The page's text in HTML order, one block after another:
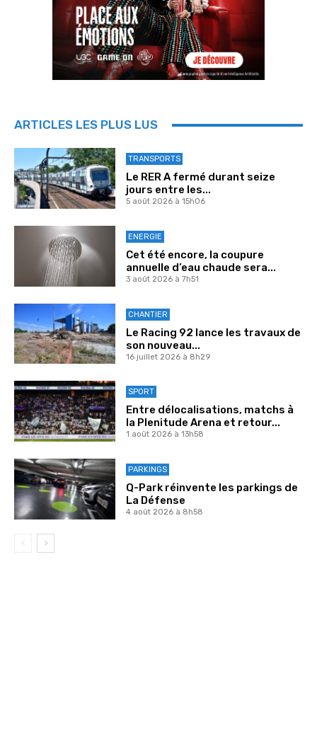
ARTICLES LES PLUS LUS
TRANSPORTS
Le RER A fermé durant seize
jours entre les...
5 août 2026 à 15h06
ENERGIE
Cet été encore, la coupure
annuelle d’eau chaude sera...
3 août 2026 à 7h51
CHANTIER
Le Racing 92 lance les travaux de
son nouveau...
16 juillet 2026 à 8h29
SPORT
Entre délocalisations, matchs à
la Plenitude Arena et retour...
1 août 2026 à 13h58
PARKINGS
Q-Park réinvente les parkings de
La Défense
4 août 2026 à 8h58